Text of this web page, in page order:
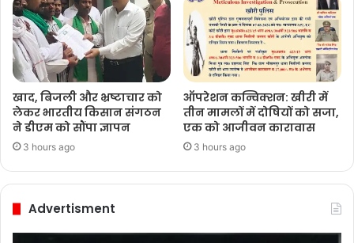
खाद, बिजली और भ्रष्टाचार को
लेकर भारतीय किसान संगठन
ने डीएम को सौंपा ज्ञापन
3 hours ago
ऑपरेशन कन्विक्शन: खीरी में
तीन मामलों में दोषियों को सजा,
एक को आजीवन कारावास
3 hours ago
Advertisment